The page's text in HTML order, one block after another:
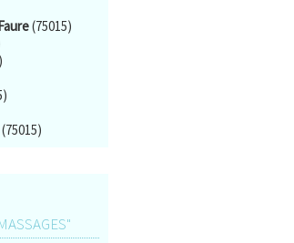
(75015)
(75015)